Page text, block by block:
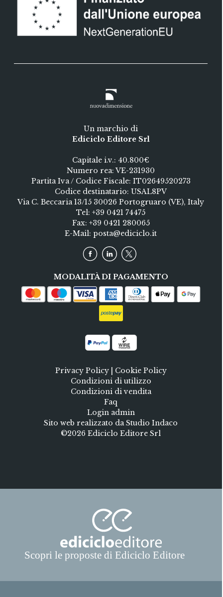
Un marchio di
Ediciclo Editore Srl
Capitale i.v.: 40.800€
Numero rea: VE-231930
Partita Iva / Codice Fiscale: IT02649520273
Codice destinatario: USAL8PV
Via C. Beccaria 13/15 30026 Portogruaro (VE), Italy
Tel:+39 0421 74475
Fax: +39 0421 280065
E-Mail:posta@ediciclo.it
MODALITÀ DI PAGAMENTO
Privacy Policy| Cookie Policy
Condizioni di utilizzo
Condizioni di vendita
Faq
Login admin
Sito web realizzato da Studio Indaco
©2026 Ediciclo Editore Srl